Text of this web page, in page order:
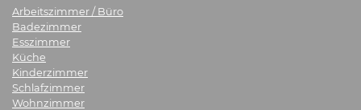
Arbeitszimmer / Büro
Badezimmer
Esszimmer
Küche
Kinderzimmer
Schlafzimmer
Wohnzimmer